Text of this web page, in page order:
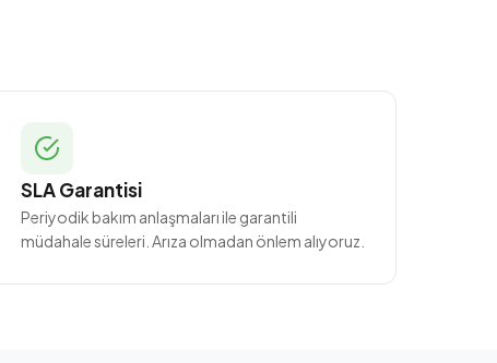
SLA Garantisi
Periyodik bakım anlaşmaları ile garantili
müdahale süreleri. Arıza olmadan önlem alıyoruz.